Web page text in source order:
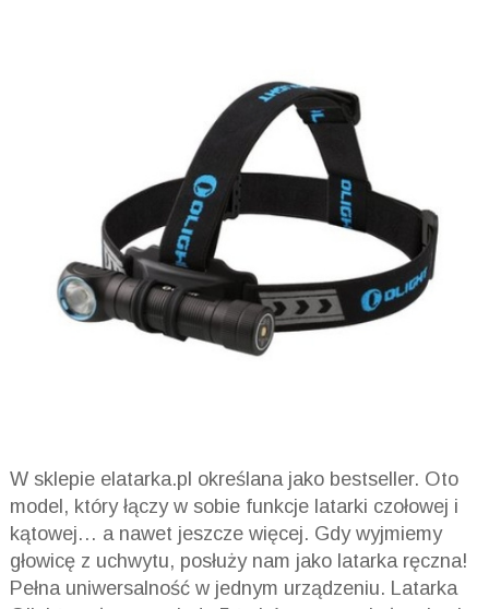
W sklepie elatarka.pl określana jako bestseller. Oto
model, który łączy w sobie funkcje latarki czołowej i
kątowej… a nawet jeszcze więcej. Gdy wyjmiemy
głowicę z uchwytu, posłuży nam jako latarka ręczna!
Pełna uniwersalność w jednym urządzeniu. Latarka